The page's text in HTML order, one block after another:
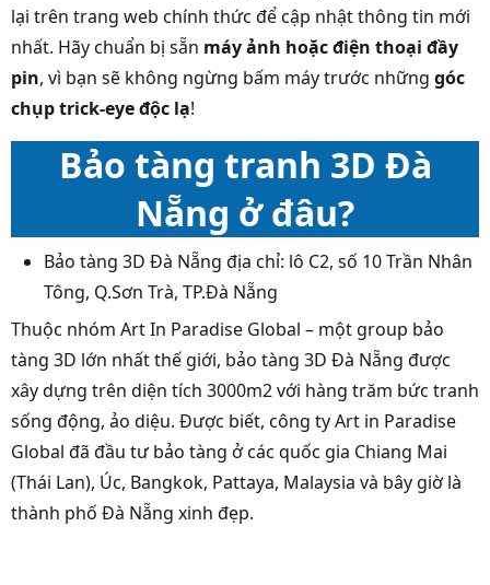
lại trên trang web chính thức để cập nhật thông tin mới
nhất. Hãy chuẩn bị sẵn máy ảnh hoặc điện thoại đầy
pin, vì bạn sẽ không ngừng bấm máy trước những góc
chụp trick-eye độc lạ!
Bảo tàng tranh 3D Đà
Nẵng ở đâu?
Bảo tàng 3D Đà Nẵng địa chỉ: lô C2, số 10 Trần Nhân
Tông, Q.Sơn Trà, TP.Đà Nẵng
Thuộc nhóm Art In Paradise Global – một group bảo
tàng 3D lớn nhất thế giới, bảo tàng 3D Đà Nẵng được
xây dựng trên diện tích 3000m2 với hàng trăm bức tranh
sống động, ảo diệu. Được biết, công ty Art in Paradise
Global đã đầu tư bảo tàng ở các quốc gia Chiang Mai
(Thái Lan), Úc, Bangkok, Pattaya, Malaysia và bây giờ là
thành phố Đà Nẵng xinh đẹp.